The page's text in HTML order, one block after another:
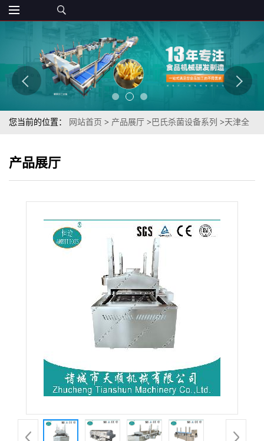
您当前的位置： 网站首页 > 产品展厅 > 巴氏杀菌设备系列 >天津全
产品展厅